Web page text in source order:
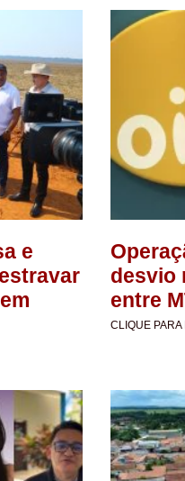
e
desvio
entre
CLIQUE PARA